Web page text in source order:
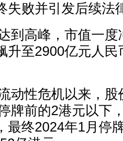
失败并引发后续法
到高峰，市值一
升至2900亿元人
动性危机以来，
牌前的2港元以下
最终2024年1月停